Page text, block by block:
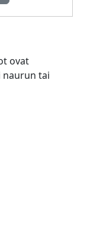
ovat
naurun tai